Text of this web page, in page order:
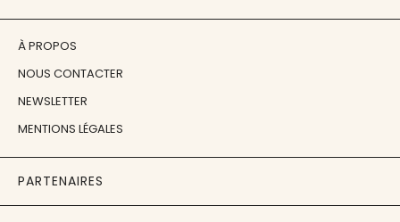
À PROPOS
NOUS CONTACTER
NEWSLETTER
MENTIONS LÉGALES
PARTENAIRES